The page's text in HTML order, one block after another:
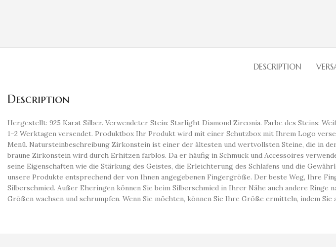
DESCRIPTION
Description
Hergestellt: 925 Karat Silber. Verwendeter Stein: Starlight Diamond Zirconia. Farbe des Steins:
1–2 Werktagen versendet. Produktbox Ihr Produkt wird mit einer Schutzbox mit Ihrem Logo
Menü. Natursteinbeschreibung Zirkonstein ist einer der ältesten und wertvollsten Steine, die in
braune Zirkonstein wird durch Erhitzen farblos. Da er häufig in Schmuck und Accessoires
seine Eigenschaften wie die Stärkung des Geistes, die Erleichterung des Schlafens und die
unsere Produkte entsprechend der von Ihnen angegebenen Fingergröße. Der beste Weg, Ihre
Silberschmied. Außer Eheringen können Sie beim Silberschmied in Ihrer Nähe auch andere
Größen wachsen und schrumpfen. Wenn Sie möchten, können Sie Ihre Größe ermitteln, indem